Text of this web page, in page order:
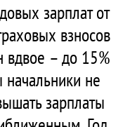
зарплат от
взносов
вдвое – до 15%
не
зарплаты